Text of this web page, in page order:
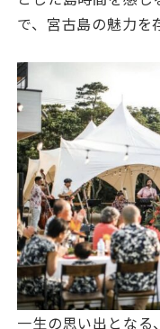
で、宮古島の魅力を
一生の思い出となる